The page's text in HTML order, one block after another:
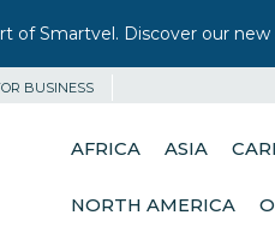
of Smartvel. Discover our
BUSINESS
AFRICA ASIA
NORTH AMERICA